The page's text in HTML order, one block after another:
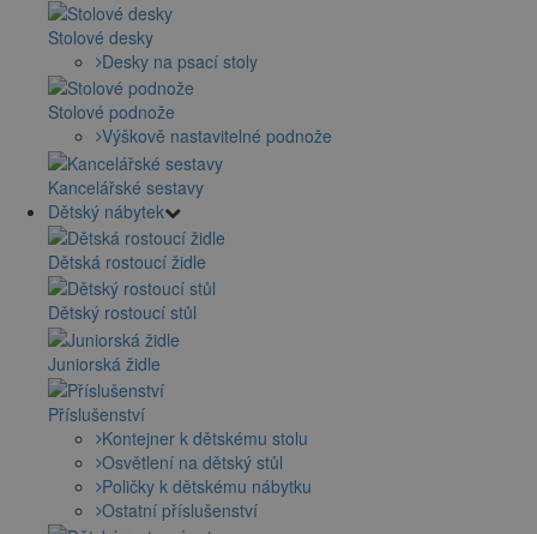
Stolové desky
Desky na psací stoly
Stolové podnože
Výškově nastavitelné podnože
Kancelářské sestavy
Dětský nábytek
Dětská rostoucí židle
Dětský rostoucí stůl
Juniorská židle
Příslušenství
Kontejner k dětskému stolu
Osvětlení na dětský stůl
Poličky k dětskému nábytku
Ostatní příslušenství